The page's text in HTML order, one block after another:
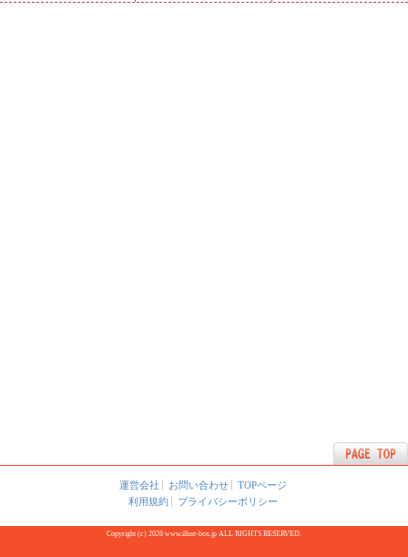
運営会社 お問い合わせ
TOPページ
利用規約
プライバシーポリシー
Copyright (c) 2026 www.illust-box.jp ALL RIGHTS RESERVED.